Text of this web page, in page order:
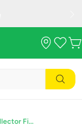
Mr. Beast Lab Collector Figure Neon Panther 24816